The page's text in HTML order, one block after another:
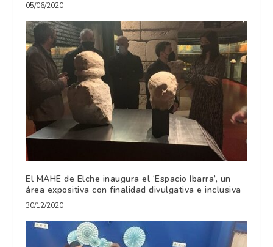
05/06/2020
El MAHE de Elche inaugura el ‘Espacio Ibarra’, un
área expositiva con finalidad divulgativa e inclusiva
30/12/2020